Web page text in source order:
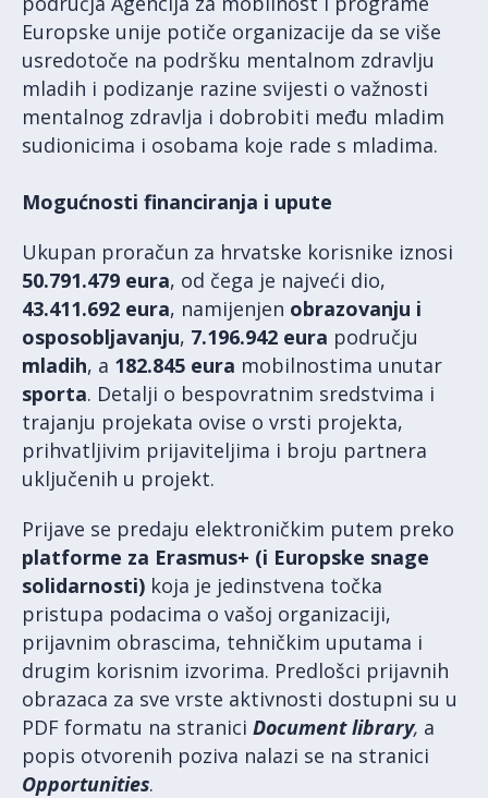
Europske unije potiče organizacije da se više
usredotoče na podršku mentalnom zdravlju
mladih i podizanje razine svijesti o važnosti
mentalnog zdravlja i dobrobiti među mladim
sudionicima i osobama koje rade s mladima.
Mogućnosti financiranja i upute
Ukupan proračun za hrvatske korisnike iznosi
50.791.479 eura, od čega je najveći dio,
43.411.692 eura, namijenjen obrazovanju i
osposobljavanju, 7.196.942 eura području
mladih, a 182.845 eura mobilnostima unutar
sporta. Detalji o bespovratnim sredstvima i
trajanju projekata ovise o vrsti projekta,
prihvatljivim prijaviteljima i broju partnera
uključenih u projekt.
Prijave se predaju elektroničkim putem preko
platforme za Erasmus+ (i Europske snage
solidarnosti) koja je jedinstvena točka
pristupa podacima o vašoj organizaciji,
prijavnim obrascima, tehničkim uputama i
drugim korisnim izvorima. Predlošci prijavnih
obrazaca za sve vrste aktivnosti dostupni su u
PDF formatu na stranici Document library, a
popis otvorenih poziva nalazi se na stranici
Opportunities.